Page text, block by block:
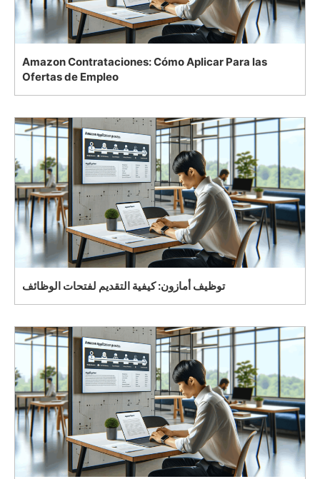
Amazon Contrataciones: Cómo Aplicar Para las
Ofertas de Empleo
توظيف أمازون: كيفية التقديم لفتحات الوظائف